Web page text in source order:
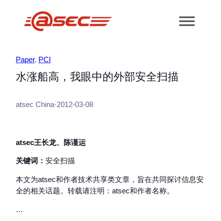
Paper, PCI
水涨船高，我眼中的外部安全扫描
atsec China·2012-03-08
atsec王长龙、陈谨运
关键词： 安全扫描
本文为atsec和作者技术共享类文章，旨在共同探讨信息安
全的相关话题。转载请注明：atsec和作者名称。
…